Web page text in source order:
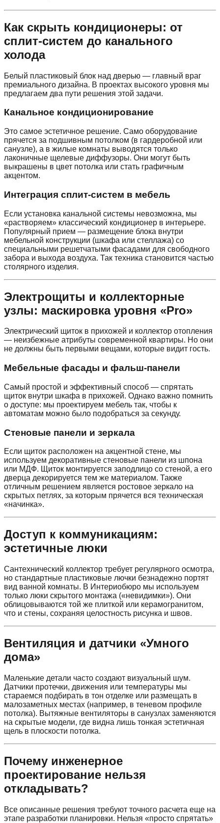
Как скрыть кондиционеры: от
сплит-систем до канального
холода
Белый пластиковый блок над дверью — главный враг
премиального дизайна. В проектах высокого уровня мы
предлагаем два пути решения этой задачи.
Канальное кондиционирование
Это самое эстетичное решение. Само оборудование
прячется за подшивным потолком (в гардеробной или
санузле), а в жилые комнаты выводятся только
лаконичные щелевые диффузоры. Они могут быть
выкрашены в цвет потолка или стать графичным
акцентом.
Интеграция сплит-систем в мебель
Если установка канальной системы невозможна, мы
«растворяем» классический кондиционер в интерьере.
Популярный прием — размещение блока внутри
мебельной конструкции (шкафа или стеллажа) со
специальными решетчатыми фасадами для свободного
забора и выхода воздуха. Так техника становится частью
столярного изделия.
Электрощиты и коллекторные
узлы: маскировка уровня «Pro»
Электрический щиток в прихожей и коллектор отопления
— неизбежные атрибуты современной квартиры. Но они
не должны быть первыми вещами, которые видит гость.
Мебельные фасады и фальш-панели
Самый простой и эффективный способ — спрятать
щиток внутри шкафа в прихожей. Однако важно помнить
о доступе: мы проектируем мебель так, чтобы к
автоматам можно было подобраться за секунду.
Стеновые панели и зеркала
Если щиток расположен на акцентной стене, мы
используем декоративные стеновые панели из шпона
или МДФ. Щиток монтируется заподлицо со стеной, а его
дверца декорируется тем же материалом. Также
отличным решением является ростовое зеркало на
скрытых петлях, за которым прячется вся техническая
«начинка».
Доступ к коммуникациям:
эстетичные люки
Сантехнический коллектор требует регулярного осмотра,
но стандартные пластиковые лючки безнадежно портят
вид ванной комнаты. В Интериобюро мы используем
только люки скрытого монтажа («невидимки»). Они
облицовываются той же плиткой или керамогранитом,
что и стены, сохраняя целостность рисунка и швов.
Вентиляция и датчики «Умного
дома»
Маленькие детали часто создают визуальный шум.
Датчики протечки, движения или температуры мы
стараемся подбирать в тон отделке или размещать в
малозаметных местах (например, в теневом профиле
потолка). Вытяжные вентиляторы в санузлах заменяются
на скрытые модели, где видна лишь тонкая эстетичная
щель в плоскости потолка.
Почему инженерное
проектирование нельзя
откладывать?
Все описанные решения требуют точного расчета еще на
этапе разработки планировки. Нельзя «просто спрятать»